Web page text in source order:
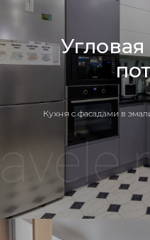
Кухня c фасадами в